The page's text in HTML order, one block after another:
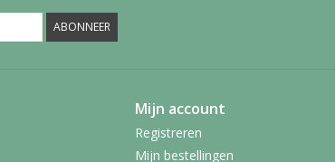
ABONNEER
Mijn account
Registreren
Mijn bestellingen